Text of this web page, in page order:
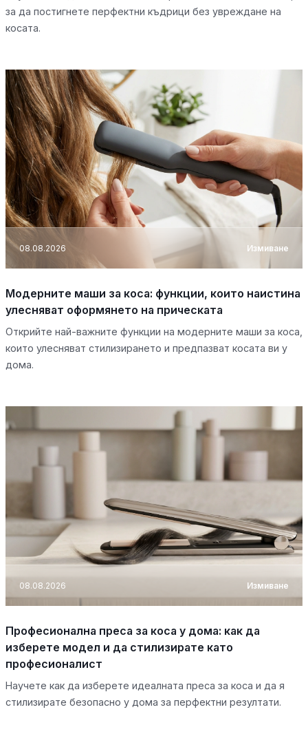
за да постигнете перфектни къдрици без увреждане на
косата.
08.08.2026 Измиване
Модерните маши за коса: функции, които наистина
улесняват оформянето на прическата
Открийте най-важните функции на модерните маши за коса,
които улесняват стилизирането и предпазват косата ви у
дома.
08.08.2026 Измиване
Професионална преса за коса у дома: как да
изберете модел и да стилизирате като
професионалист
Научете как да изберете идеалната преса за коса и да я
стилизирате безопасно у дома за перфектни резултати.